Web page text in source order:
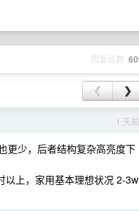
回复总数
❮ ❯
1 天前
更少，后者结构复杂高亮度下
以上，家用基本理想状况 2-3w